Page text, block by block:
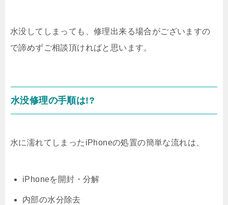
水没してしまっても、修理出来る場合がございますの
で諦めずご相談頂ければと思います。
水没修理の手順は!?
水に濡れてしまったiPhoneの処置の簡単な流れは、
iPhoneを開封・分解
内部の水分除去